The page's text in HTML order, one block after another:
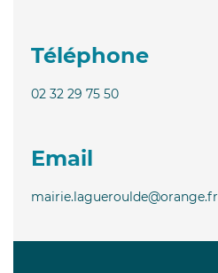
Téléphone
02 32 29 75 50
Email
mairie.lagueroulde@orange.fr